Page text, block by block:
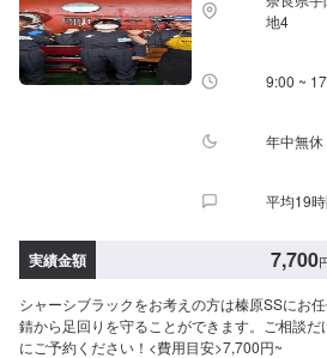
地4
9:00 ~
年中無休
平均19
実績金額 7,700
シャーシブラックをお考えの方は榛原SSにお
錆から足回りを守ることができます。ご相談
にご予約ください！<費用目安>7,700円~